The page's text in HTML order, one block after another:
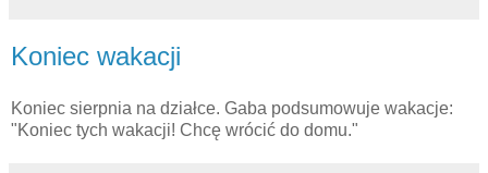
Koniec wakacji
Koniec sierpnia na działce. Gaba podsumowuje wakacje:
"Koniec tych wakacji! Chcę wrócić do domu."